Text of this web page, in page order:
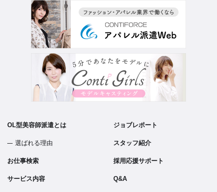
OL型美容師派遣とは
選ばれる理由
お仕事検索
サービス内容
ジョブレポート
スタッフ紹介
採用応援サポート
Q&A